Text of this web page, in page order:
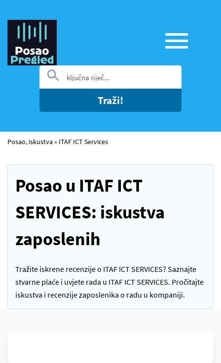
Traži!
Posao, iskustva » ITAF ICT Services
Posao u ITAF ICT
SERVICES: iskustva
zaposlenih
Tražite iskrene recenzije o ITAF ICT SERVICES? Saznajte
stvarne plaće i uvjete rada u ITAF ICT SERVICES. Pročitajte
iskustva i recenzije zaposlenika o radu u kompaniji.